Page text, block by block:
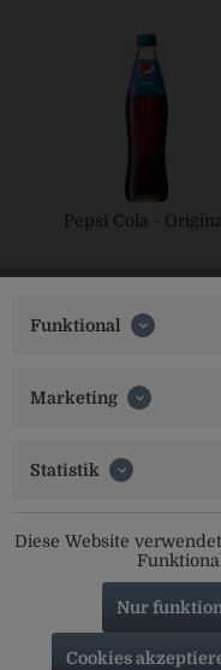
Pepsi Cola - Original
Social Media
Service Hotline
Funktional
Marketing
Statistik
Diese Website
Nur
Cookies